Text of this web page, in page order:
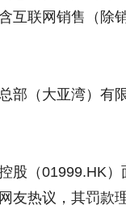
互联网销售（除
部（大亚湾）有
股（01999.HK
友热议，其罚款